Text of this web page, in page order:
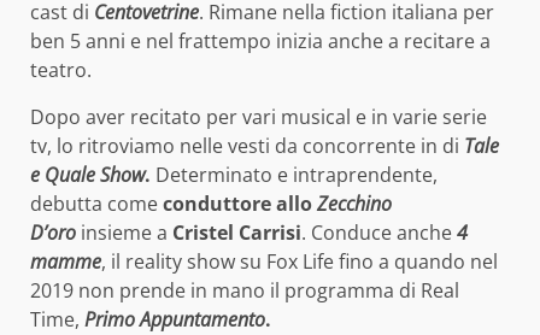
cast di Centovetrine. Rimane nella fiction italiana per
ben 5 anni e nel frattempo inizia anche a recitare a
teatro.
Dopo aver recitato per vari musical e in varie serie
tv, lo ritroviamo nelle vesti da concorrente in di Tale
e Quale Show. Determinato e intraprendente,
debutta comeconduttorealloZecchino
D’oro insieme a Cristel Carrisi. Conduce anche4
mamme, il reality show su Fox Life fino a quando nel
2019 non prende in mano il programma di Real
Time, Primo Appuntamento.